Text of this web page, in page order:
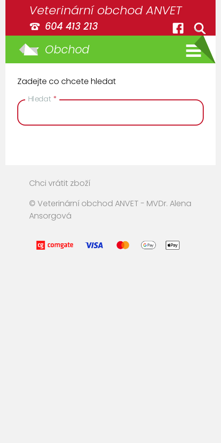
Veterinární obchod ANVET
604 413 213
Obchod
Zadejte co chcete hledat
Hledat *
Chci vrátit zboží
© Veterinární obchod ANVET - MVDr. Alena
Ansorgová